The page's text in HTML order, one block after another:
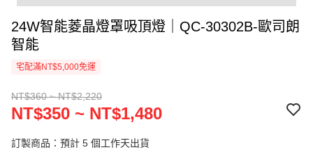
24W智能菱晶燈罩吸頂燈｜QC-30302B-歐司朗
智能
宅配滿NT$5,000免運
NT$360 ~ NT$2,220
NT$350 ~ NT$1,480
訂製商品：預計 5 個工作天出貨